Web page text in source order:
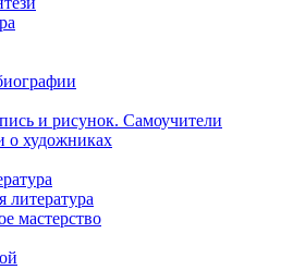
и рисунок. Самоучители
о художниках
литература
мастерство